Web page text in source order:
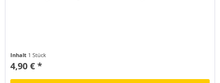
Inhalt 1 Stück
4,90 € *